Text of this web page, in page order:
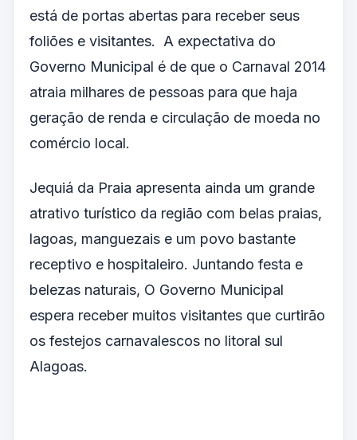
está de portas abertas para receber seus
foliões e visitantes. A expectativa do
Governo Municipal é de que o Carnaval 2014
atraia milhares de pessoas para que haja
geração de renda e circulação de moeda no
comércio local.
Jequiá da Praia apresenta ainda um grande
atrativo turístico da região com belas praias,
lagoas, manguezais e um povo bastante
receptivo e hospitaleiro. Juntando festa e
belezas naturais, O Governo Municipal
espera receber muitos visitantes que curtirão
os festejos carnavalescos no litoral sul
Alagoas.